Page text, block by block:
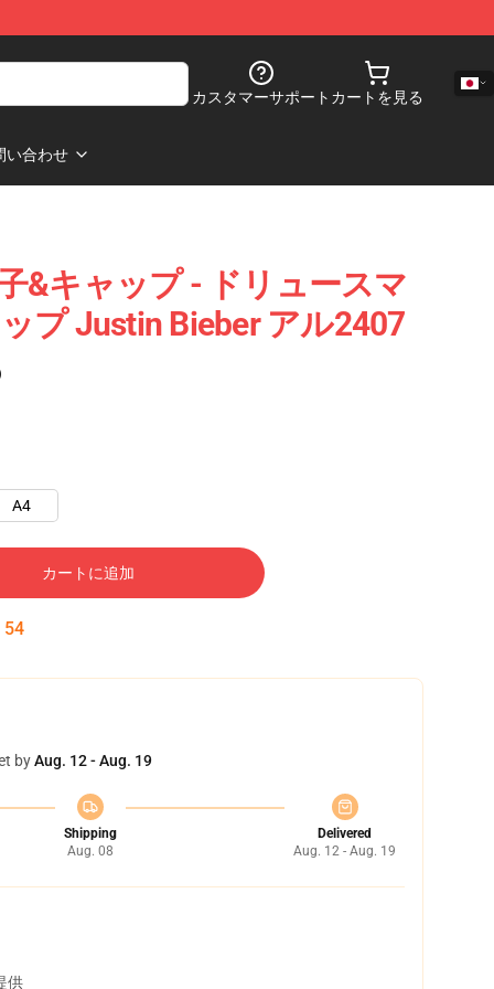
カスタマーサポート カートを見る
い合わせ
&キャップ - ドリュースマ
プ Justin Bieber アル2407
A4
カートに追加
53
byAug. 12 - Aug. 19
Shipping
Aug. 08
Delivered
Aug. 12 - Aug. 19
供